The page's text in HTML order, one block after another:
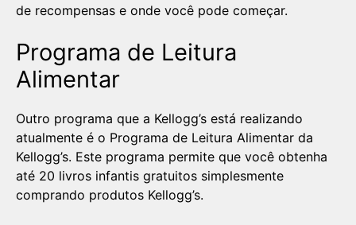
de recompensas e onde você pode começar.
Programa de Leitura
Alimentar
Outro programa que a Kellogg’s está realizando
atualmente é o Programa de Leitura Alimentar da
Kellogg’s. Este programa permite que você obtenha
até 20 livros infantis gratuitos simplesmente
comprando produtos Kellogg’s.